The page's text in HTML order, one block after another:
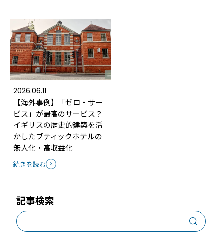
2026.06.11
【海外事例】「ゼロ・サー
ビス」が最高のサービス？
イギリスの歴史的建築を活
かしたブティックホテルの
無人化・高収益化
続きを読む
記事検索